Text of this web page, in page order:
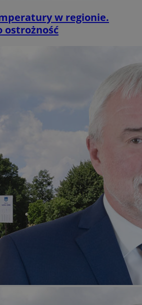
w regionie.
ostrożność